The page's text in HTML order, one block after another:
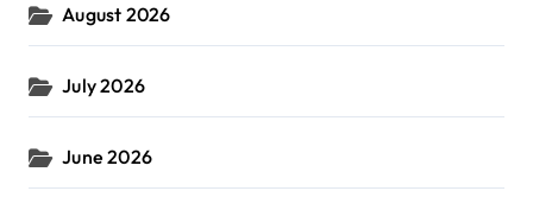
August 2026
July 2026
June 2026